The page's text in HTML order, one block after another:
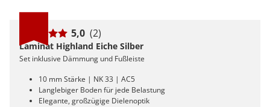
5,0 (2)
Laminat Highland Eiche Silber
Set inklusive Dämmung und Fußleiste
10 mm Stärke | NK 33 | AC5
Langlebiger Boden für jede Belastung
Elegante, großzügige Dielenoptik